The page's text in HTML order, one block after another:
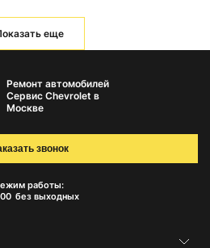
еще
Ремонт автомобилей
Сервис Chevrolet в
Москве
работы:
без выходных
звонок